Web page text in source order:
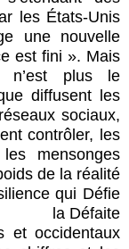
les États-Unis
une nouvelle
est fini ». Mais
n’est plus le
diffusent les
sociaux,
contrôler, les
mensonges
de la réalité.
qui Défie
la Défaite
et occidentaux